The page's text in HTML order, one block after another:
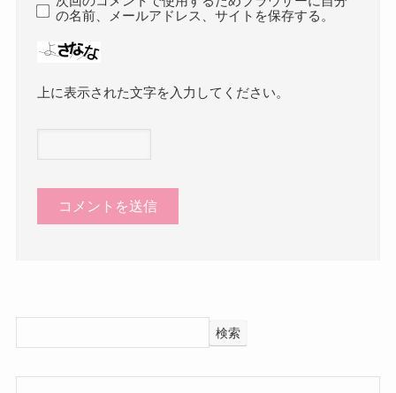
の名前、メールアドレス、サイトを保存する。
上に表示された文字を入力してください。
検索